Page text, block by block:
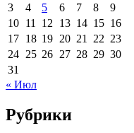
3
4 5 6 7 8
9
10 11 12 13 14 15 16
17 18 19 20 21 22 23
24 25 26 27 28 29 30
31
« Июл
Рубрики